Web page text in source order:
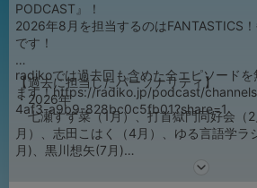
PODCAST』！
2026年8月を担当するのはFANTASTICS
です！
radikoでは過去回も含めた全エピソード
ます！https://radiko.jp/podcast/
4af3-a9b9-828bc0c5fb01?share=1
【過去に担当したパーソナリティ】
・2026年
七瀬すず菜（1月）、打首獄門同好会（2
月）、志田こはく（4月）、ゆる言語学ラ
月)、黒川想矢(7月)